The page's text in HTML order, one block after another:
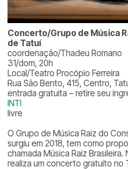
Concerto/Grupo de Música
de Tatuí
coordenação/Thadeu Romano
31/dom, 20h
Local/Teatro Procópio Ferreira
Rua São Bento, 415, Centro,
entrada gratuita – retire seu
INTI
livre
O Grupo de Música Raiz do
surgiu em 2018, tem como
chamada Música Raiz
realiza um concerto gratuito no